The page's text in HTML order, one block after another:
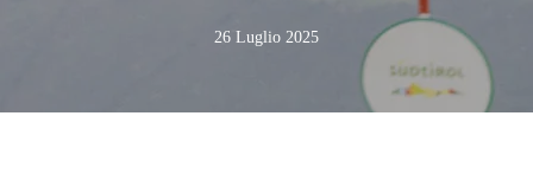
26 Luglio 2025